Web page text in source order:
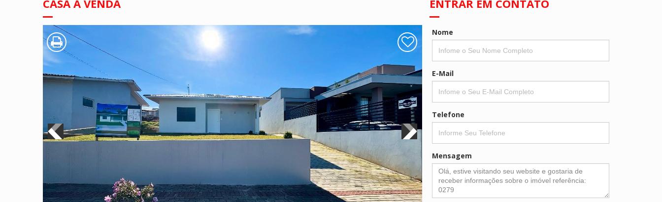
CASA Á VENDA ENTRAR EM CONTATO
Nome
E-Mail
Telefone
Mensagem